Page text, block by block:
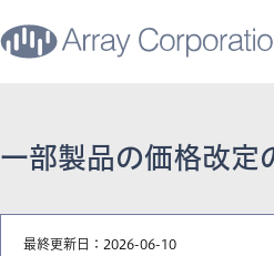
一部製品の価格改定
最終更新日：2026-06-10